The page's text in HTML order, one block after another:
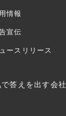
情報
宣伝
ースリリース
で答えを出す会社